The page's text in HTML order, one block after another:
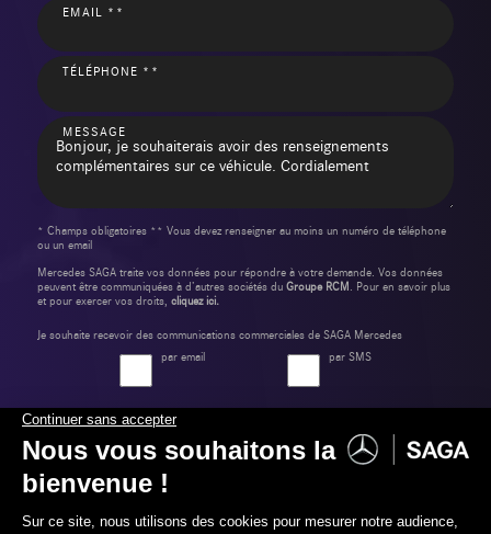
EMAIL **
TÉLÉPHONE **
MESSAGE
* Champs obligatoires ** Vous devez renseigner au moins un numéro de téléphone
ou un email
Mercedes SAGA traite vos données pour répondre à votre demande. Vos données
peuvent être communiquées à d’autres sociétés du Groupe RCM. Pour en savoir plus
et pour exercer vos droits, cliquez ici.
Je souhaite recevoir des communications commerciales de SAGA Mercedes
par email
par SMS
Envoyer ma demande